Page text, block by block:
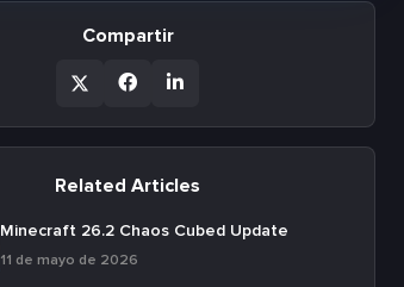
Compartir
Related Articles
Minecraft 26.2 Chaos Cubed Update
11 de mayo de 2026